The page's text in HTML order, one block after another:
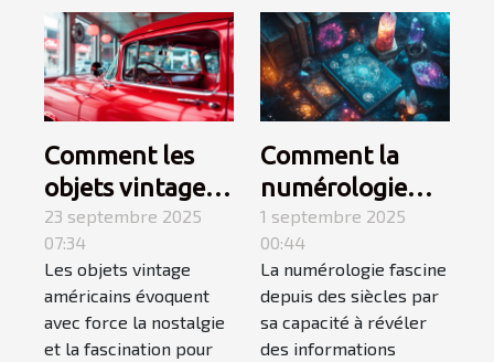
Comment les
objets vintage
américains
capturent-ils
l'essence d'une
époque révolue
?
23 septembre 2025
07:34
Les objets vintage
américains évoquent
avec force la nostalgie
et la fascination pour
Comment la
numérologie
influence-t-elle
votre chemin de
vie ?
1 septembre 2025
00:44
La numérologie fascine
depuis des siècles par
sa capacité à révéler
des informations